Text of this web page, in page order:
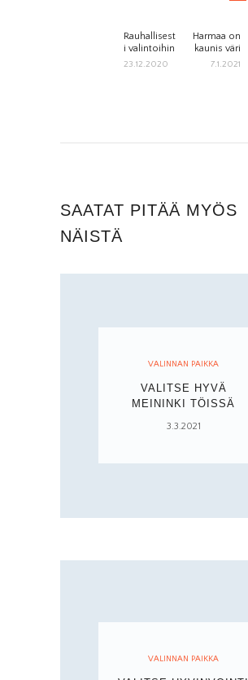
ARTIKKELIEN
SELAUS
Previous
post:
Rauhallisest
i valintoihin
23.12.2020
Harmaa on
kaunis väri
7.1.2021
SAATAT PITÄÄ MYÖS
NÄISTÄ
VALINNAN PAIKKA
VALITSE HYVÄ
MEININKI TÖISSÄ
3.3.2021
VALINNAN PAIKKA